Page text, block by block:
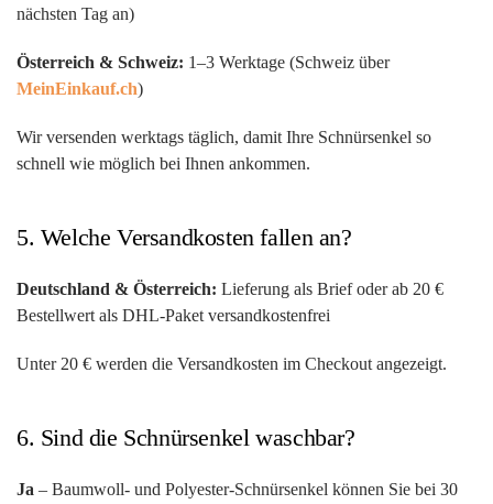
nächsten Tag an)
Österreich & Schweiz: 1–3 Werktage (Schweiz über
MeinEinkauf.ch)
Wir versenden werktags täglich, damit Ihre Schnürsenkel so
schnell wie möglich bei Ihnen ankommen.
5. Welche Versandkosten fallen an?
Deutschland & Österreich: Lieferung als Brief oder ab 20 €
Bestellwert als DHL-Paket versandkostenfrei
Unter 20 € werden die Versandkosten im Checkout angezeigt.
6. Sind die Schnürsenkel waschbar?
Ja – Baumwoll- und Polyester-Schnürsenkel können Sie bei 30